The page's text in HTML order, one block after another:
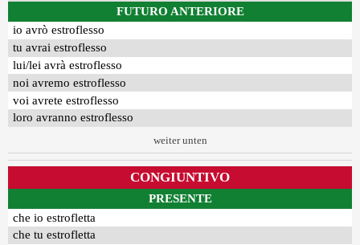
FUTURO ANTERIORE
io avrò estroflesso
tu avrai estroflesso
lui/lei avrà estroflesso
noi avremo estroflesso
voi avrete estroflesso
loro avranno estroflesso
weiter unten
CONGIUNTIVO
PRESENTE
che io estrofletta
che tu estrofletta